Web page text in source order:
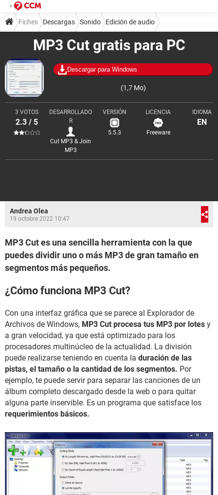
MP3 Cut gratis para PC
Descargar para Windows
(1,7 Mo)
3 VOTOS
2.3 / 5
DESARROLLADO
R
Cut MP3 & Join
MP3
VERSIÓN
5.5.3
LICENCIA
Freeware
IDIOMA
EN
Fiches Descargas Sonido Edición de audio
Andrea Olea
19 octobre 2022 10:47
MP3 Cut es una sencilla herramienta con la que
puedes dividir uno o más MP3 de gran tamaño en
segmentos más pequeños.
¿Cómo funciona MP3 Cut?
Con una interfaz gráfica que se parece al Explorador de
Archivos de Windows, MP3 Cut procesa tus MP3 por lotes y
a gran velocidad, ya que está optimizado para los
procesadores multinúcleo de la actualidad. La división
puede realizarse teniendo en cuenta la duración de las
pistas, el tamaño o la cantidad de los segmentos. Por
ejemplo, te puede servir para separar las canciones de un
álbum completo descargado desde la web o para quitar
alguna parte inservible. Es un programa que satisface los
requerimientos básicos.